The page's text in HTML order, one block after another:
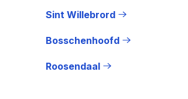
Sint Willebrord
Bosschenhoofd
Roosendaal